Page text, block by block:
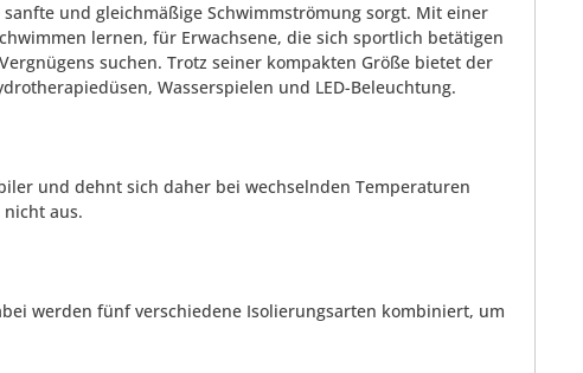
und gleichmäßige Schwimmströmung sorgt. Mit einer
lernen, für Erwachsene, die sich sportlich betätigen
suchen. Trotz seiner kompakten Größe bietet der
Wasserspielen und LED-Beleuchtung.
und dehnt sich daher bei wechselnden Temperaturen
aus.
werden fünf verschiedene Isolierungsarten kombiniert, um